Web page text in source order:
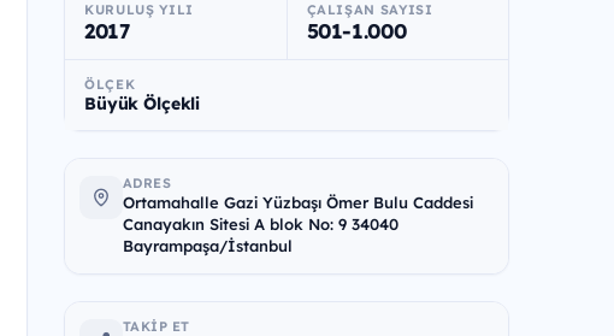
KURULUŞ YILI
2017
ÇALIŞAN SAYISI
501-1.000
ÖLÇEK
Büyük Ölçekli
ADRES
Ortamahalle Gazi Yüzbaşı Ömer Bulu Caddesi
Canayakın Sitesi A blok No: 9 34040
Bayrampaşa/İstanbul
TAKIP ET